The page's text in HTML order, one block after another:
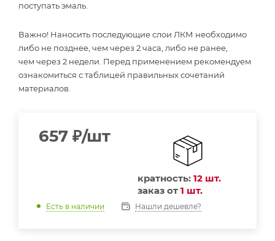
поступать эмаль.
Важно! Наносить последующие слои ЛКМ необходимо
либо не позднее, чем через 2 часа, либо не ранее,
чем через 2 недели. Перед применением рекомендуем
ознакомиться с таблицей правильных сочетаний
материалов.
657 ₽/шт
кратность: 12 шт.
заказ от 1 шт.
Есть в наличии Нашли дешевле?